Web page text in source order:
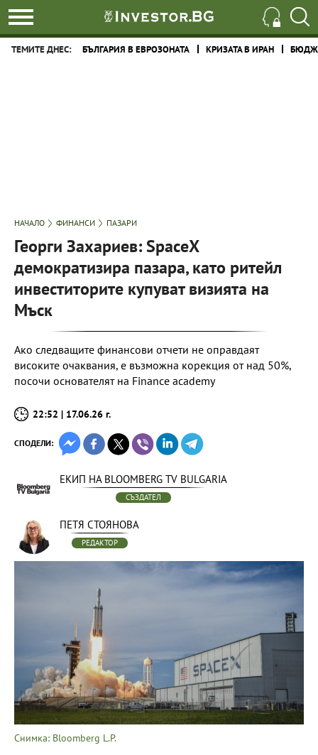
ТЕМИТЕ ДНЕС: БЪЛГАРИЯ В ЕВРОЗОНАТА КРИЗАТА В ИРАН
НАЧАЛО ФИНАНСИ ПАЗАРИ
Георги Захариев: SpaceX
демократизира пазара, като ритейл
инвеститорите купуват визията на
Мъск
Ако следващите финансови отчети не оправдаят
високите очаквания, е възможна корекция от над 50%,
посочи основателят на Finance academy
22:52 | 17.06.26 г.
СПОДЕЛИ:
ЕКИП НА BLOOMBERG TV BULGARIA
СЪЗДАТЕЛ
ПЕТЯ СТОЯНОВА
РЕДАКТОР
Снимка: Bloomberg L.P.